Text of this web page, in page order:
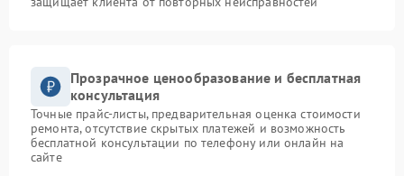
Прозрачное ценообразование и бесплатная
консультация
Точные прайс-листы, предварительная оценка стоимости
ремонта, отсутствие скрытых платежей и возможность
бесплатной консультации по телефону или онлайн на
сайте